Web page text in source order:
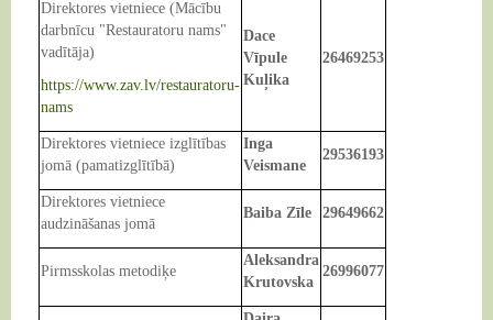
Direktores vietniece (Mācību
darbnīcu "Restauratoru nams"
vadītāja)
https://www.zav.lv/restauratoru-
nams
Dace
Vīpule
Kuļika
26469253
Direktores vietniece izglītības
jomā (pamatizglītībā)
Inga
Veismane
29536193
Direktores vietniece
audzināšanas jomā
Baiba Zīle 29649662
Pirmsskolas metodiķe
Aleksandra
Krutovska
26996077